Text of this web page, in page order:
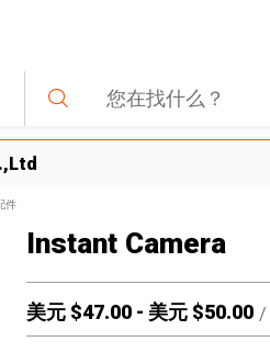
件
Instant Camera
美元 $47.00 - 美元 $50.00 /